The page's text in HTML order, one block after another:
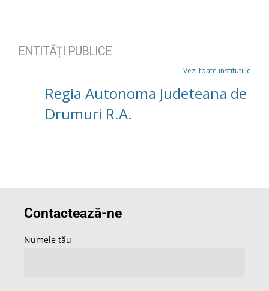
ENTITĂȚI PUBLICE
Vezi toate institutiile
Regia Autonoma Judeteana de
Drumuri R.A.